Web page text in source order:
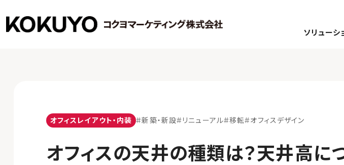
ソリューシ
オフィスレイアウト・内装 #新築・新設#リニューアル#移転#オフィスデザイン
オフィスの天井の種類は？天井高に